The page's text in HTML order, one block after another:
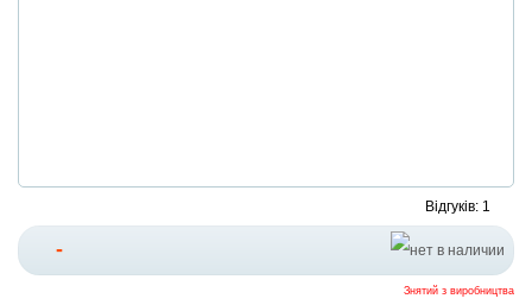
Відгуків: 1
-
Знятий з виробництва